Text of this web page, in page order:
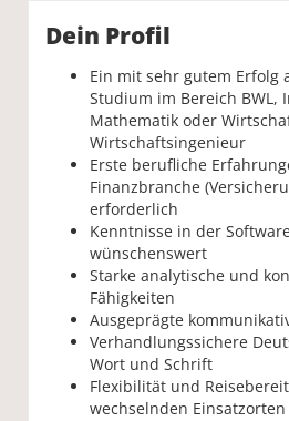
Dein Profil
Ein mit sehr gutem Erfolg
Studium im Bereich BWL,
Mathematik oder
Wirtschaftsingenieur
Erste berufliche
Finanzbranche
erforderlich
Kenntnisse in der
wünschenswert
Starke analytische und
Fähigkeiten
Ausgeprägte
Verhandlungssichere
Wort und Schrift
Flexibilität und
wechselnden Einsatzorten